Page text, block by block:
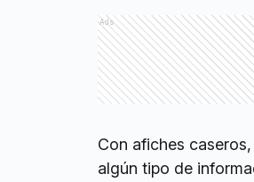
Ads
Con afiches
algún tipo de